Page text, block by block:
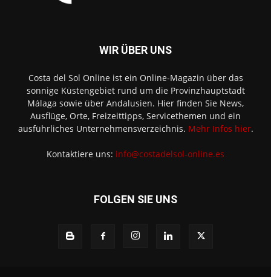
WIR ÜBER UNS
Costa del Sol Online ist ein Online-Magazin über das
sonnige Küstengebiet rund um die Provinzhauptstadt
Málaga sowie über Andalusien. Hier finden Sie News,
Ausflüge, Orte, Freizeittipps, Servicethemen und ein
ausführliches Unternehmensverzeichnis. Mehr Infos hier.
Kontaktiere uns: info@costadelsol-online.es
FOLGEN SIE UNS